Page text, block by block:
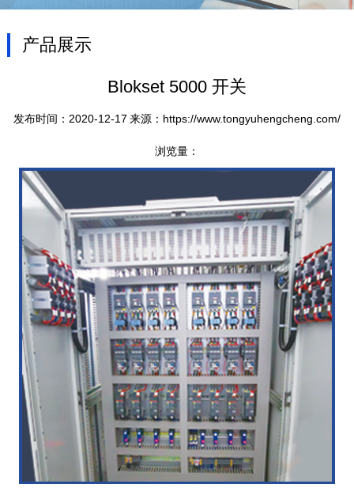
产品展示
Blokset 5000 开关
发布时间：2020-12-17 来源：https://www.tongyuhengcheng.com/
浏览量：